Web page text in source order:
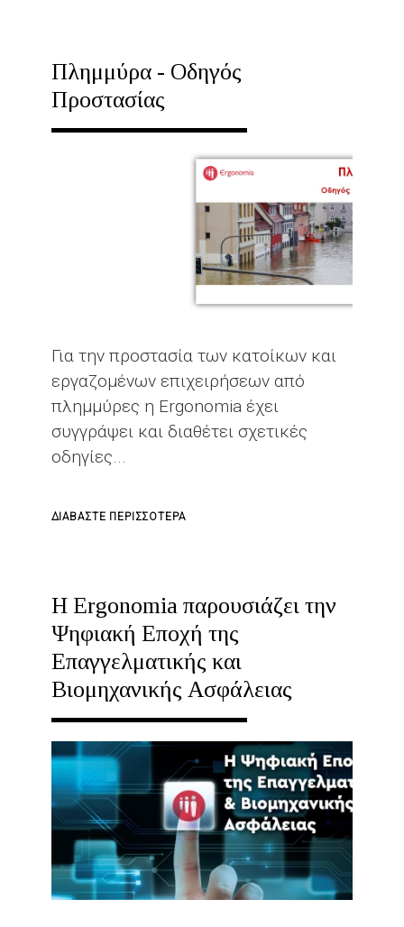
ΣΤΗΝ
ΣΎΣΚΕΨΗ
ΔΙΥΛΙΣΤΗΡΊΩΝ
"OIL
2025"
Πλημμύρα - Οδηγός
Προστασίας
Για την προστασία των κατοίκων και
εργαζομένων επιχειρήσεων από
πλημμύρες η Ergonomia έχει
συγγράψει και διαθέτει σχετικές
οδηγίες...
ΔΙΑΒΆΣΤΕ ΠΕΡΙΣΣΌΤΕΡΑ
ΟΔΗΓΌΣ
ΠΡΟΣΤΑΣΊΑΣ
Η Ergonomia παρουσιάζει την
Ψηφιακή Εποχή της
Επαγγελματικής και
Βιομηχανικής Ασφάλειας